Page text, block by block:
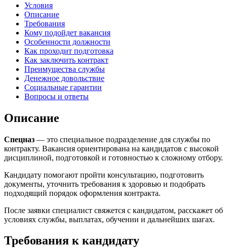
Условия
Описание
Требования
Кому подойдет вакансия
Особенности должности
Как проходит подготовка
Как заключить контракт
Преимущества службы
Денежное довольствие
Социальные гарантии
Вопросы и ответы
Описание
Спецназ — это специальное подразделение для службы по
контракту. Вакансия ориентирована на кандидатов с высокой
дисциплиной, подготовкой и готовностью к сложному отбору.
Кандидату помогают пройти консультацию, подготовить
документы, уточнить требования к здоровью и подобрать
подходящий порядок оформления контракта.
После заявки специалист свяжется с кандидатом, расскажет об
условиях службы, выплатах, обучении и дальнейших шагах.
Требования к кандидату